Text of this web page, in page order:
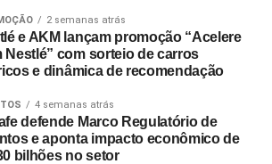
2 semanas atrás
e AKM lançam promoção “Acelere
Nestlé” com sorteio de carros
e dinâmica de recomendação
4 semanas atrás
defende Marco Regulatório de
e aponta impacto econômico de
bilhões no setor